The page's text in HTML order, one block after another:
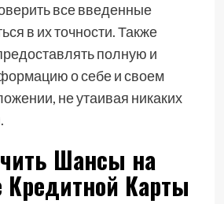
все введенные
в их точности. Также
полную и
о себе и своем
не утаивая никаких
Шансы на
Кредитной Карты